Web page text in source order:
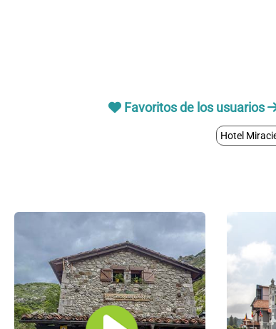
Favoritos de los usuarios
Hotel
Pensión
La
Casa
del
Chiflón